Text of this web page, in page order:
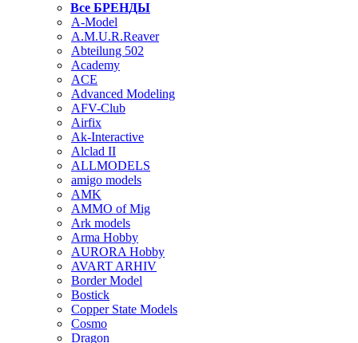
Все БРЕНДЫ
A-Model
A.M.U.R.Reaver
Abteilung 502
Academy
ACE
Advanced Modeling
AFV-Club
Airfix
Ak-Interactive
Alclad II
ALLMODELS
amigo models
AMK
AMMO of Mig
Ark models
Arma Hobby
AURORA Hobby
AVART ARHIV
Border Model
Bostick
Copper State Models
Cosmo
Dragon